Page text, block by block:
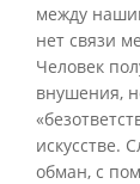
между
нет связи
Человек
внушения,
искусстве.
обман, с